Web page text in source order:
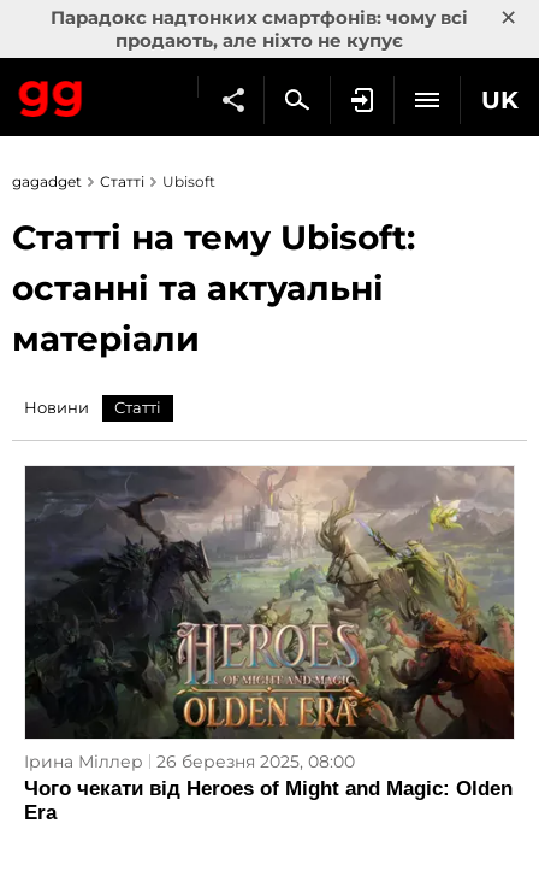
Парадокс надтонких смартфонів: чому всі
продають, але ніхто не купує
×
UK
gagadget Статті Ubisoft
Статті на тему Ubisoft:
останні та актуальні
матеріали
Новини Статті
Ірина Міллер 26 березня 2025, 08:00
Чого чекати від Heroes of Might and Magic: Olden
Era